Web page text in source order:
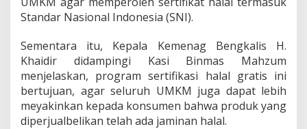
o
M
d
a
f
a
Standar Nasional Indonesia (SNI).
Sementara itu, Kepala Kemenag Bengkalis H.
Khaidir didampingi Kasi Binmas Mahzum
menjelaskan, program sertifikasi halal gratis ini
bertujuan, agar seluruh UMKM juga dapat lebih
meyakinkan kepada konsumen bahwa produk yang
diperjualbelikan telah ada jaminan halal.